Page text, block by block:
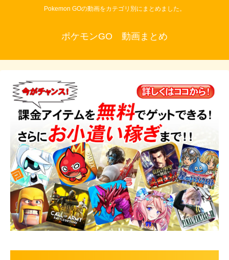
Pokemon GOの動画をカテゴリ別にまとめました。
ポケモンGO 動画まとめ